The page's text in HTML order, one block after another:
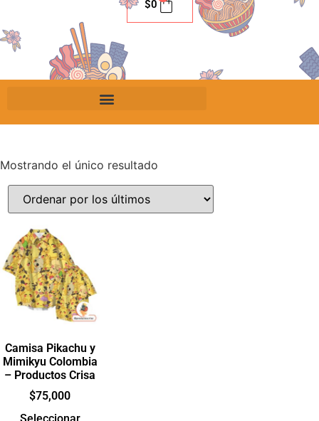
$0
Mostrando el único resultado
Camisa Pikachu y
Mimikyu Colombia
– Productos Crisa
$75,000